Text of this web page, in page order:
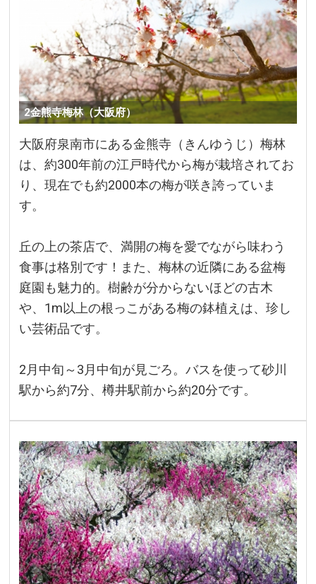
2金熊寺梅林（大阪府）
大阪府泉南市にある金熊寺（きんゆうじ）梅林
は、約300年前の江戸時代から梅が栽培されてお
り、現在でも約2000本の梅が咲き誇っていま
す。
丘の上の茶店で、満開の梅を愛でながら味わう
食事は格別です！また、梅林の近隣にある盆梅
庭園も魅力的。樹齢が分からないほどの古木
や、1m以上の根っこがある梅の鉢植えは、珍し
い芸術品です。
2月中旬～3月中旬が見ごろ。バスを使って砂川
駅から約7分、樽井駅前から約20分です。